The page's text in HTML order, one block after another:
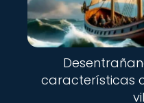
características